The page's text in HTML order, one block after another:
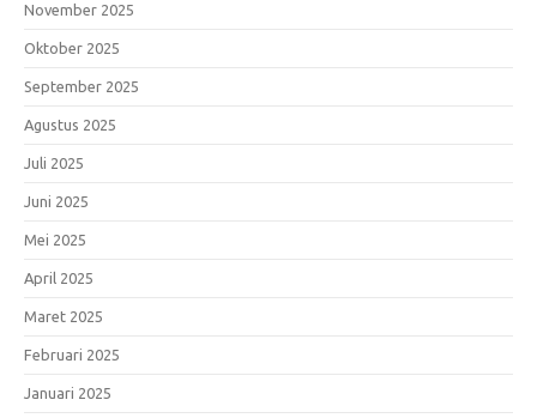
November 2025
Oktober 2025
September 2025
Agustus 2025
Juli 2025
Juni 2025
Mei 2025
April 2025
Maret 2025
Februari 2025
Januari 2025